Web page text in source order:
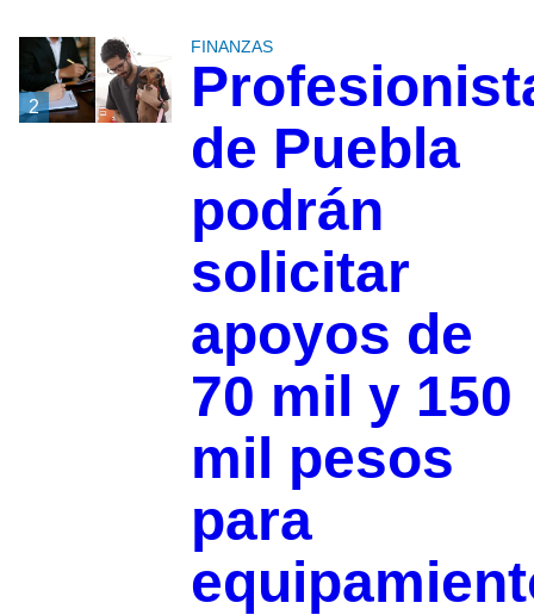
2
FINANZAS
de Puebla
podrán
solicitar
apoyos de
70 mil y 150
mil pesos
para